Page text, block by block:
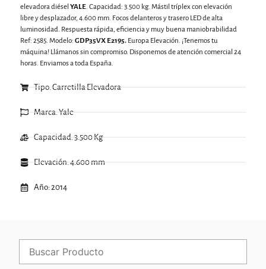
elevadora diéselYALE. Capacidad: 3.500 kg. Mástil tríplex con elevación
libre y desplazador, 4.600 mm. Focos delanteros y trasero LED de alta
luminosidad. Respuesta rápida, eficiencia y muy buena maniobrabilidad
Ref: 2585. Modelo:GDP35VX E2195. Europa Elevación. ¡Tenemos tu
máquina! Llámanos sin compromiso. Disponemos de atención comercial 24
horas. Enviamos a toda España.
Tipo: Carretilla Elevadora
Marca: Yale
Capacidad: 3.500 Kg
Elevación: 4.600 mm
Año: 2014